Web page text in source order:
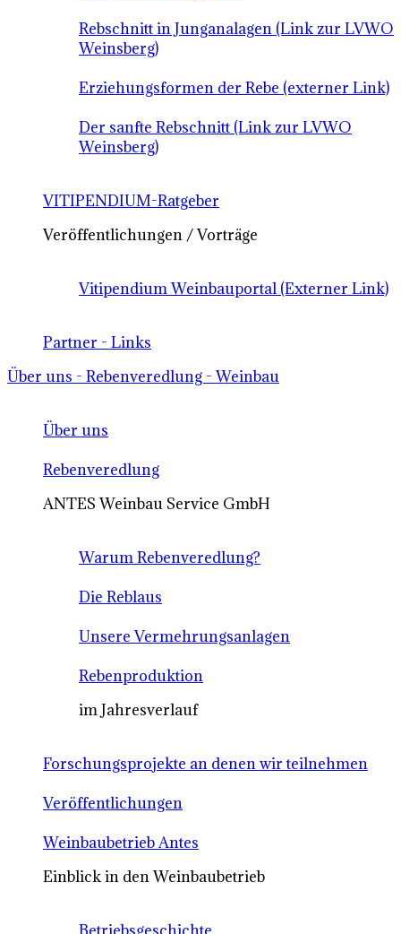
Rebschnitt in Junganalagen (Link zur LVWO
Weinsberg)
Erziehungsformen der Rebe (externer Link)
Der sanfte Rebschnitt (Link zur LVWO
Weinsberg)
VITIPENDIUM-Ratgeber
Veröffentlichungen / Vorträge
Vitipendium Weinbauportal (Externer Link)
Partner - Links
Über uns - Rebenveredlung - Weinbau
Über uns
Rebenveredlung
ANTES Weinbau Service GmbH
Warum Rebenveredlung?
Die Reblaus
Unsere Vermehrungsanlagen
Rebenproduktion
im Jahresverlauf
Forschungsprojekte an denen wir teilnehmen
Veröffentlichungen
Weinbaubetrieb Antes
Einblick in den Weinbaubetrieb